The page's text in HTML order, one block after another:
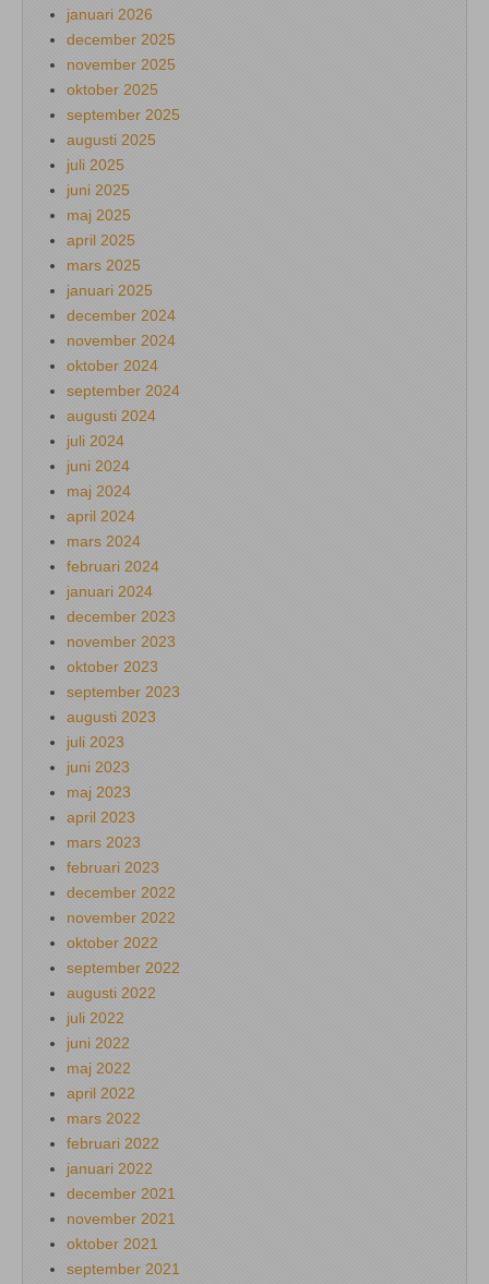
januari 2026
december 2025
november 2025
oktober 2025
september 2025
augusti 2025
juli 2025
juni 2025
maj 2025
april 2025
mars 2025
januari 2025
december 2024
november 2024
oktober 2024
september 2024
augusti 2024
juli 2024
juni 2024
maj 2024
april 2024
mars 2024
februari 2024
januari 2024
december 2023
november 2023
oktober 2023
september 2023
augusti 2023
juli 2023
juni 2023
maj 2023
april 2023
mars 2023
februari 2023
december 2022
november 2022
oktober 2022
september 2022
augusti 2022
juli 2022
juni 2022
maj 2022
april 2022
mars 2022
februari 2022
januari 2022
december 2021
november 2021
oktober 2021
september 2021